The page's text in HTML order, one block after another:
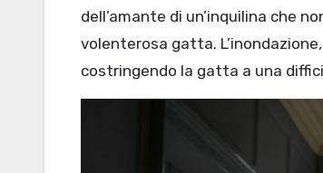
dell’amante di un’inquilina che
volenterosa gatta.
costringendo la gatta a una